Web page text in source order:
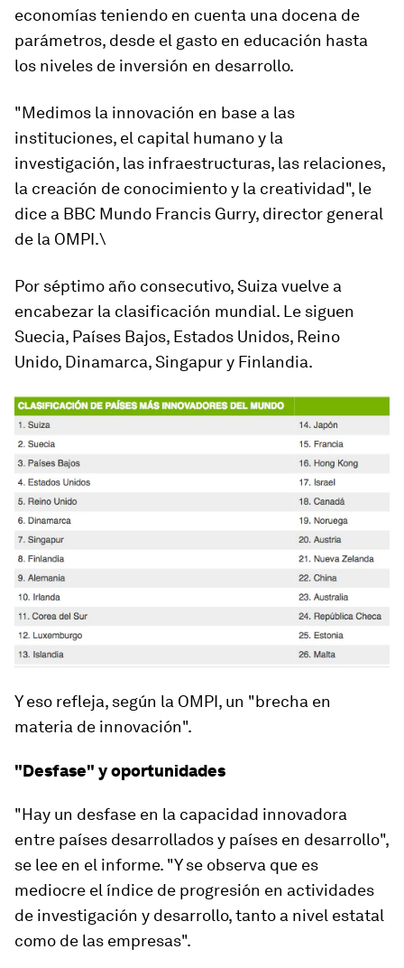
economías teniendo en cuenta una docena de
parámetros, desde el gasto en educación hasta
los niveles de inversión en desarrollo.
"Medimos la innovación en base a las
instituciones, el capital humano y la
investigación, las infraestructuras, las relaciones,
la creación de conocimiento y la creatividad", le
dice a BBC Mundo Francis Gurry, director general
de la OMPI.\
Por séptimo año consecutivo, Suiza vuelve a
encabezar la clasificación mundial. Le siguen
Suecia, Países Bajos, Estados Unidos, Reino
Unido, Dinamarca, Singapur y Finlandia.
Y eso refleja, según la OMPI, un "brecha en
materia de innovación".
"Desfase" y oportunidades
"Hay un desfase en la capacidad innovadora
entre países desarrollados y países en desarrollo",
se lee en el informe. "Y se observa que es
mediocre el índice de progresión en actividades
de investigación y desarrollo, tanto a nivel estatal
como de las empresas".